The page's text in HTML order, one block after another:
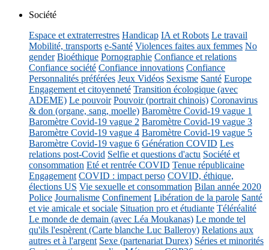
Société
Espace et extraterrestres Handicap IA et Robots Le travail
Mobilité, transports e-Santé Violences faites aux femmes No
gender Bioéthique Pornographie Confiance et relations
Confiance société Confiance innovations Confiance
Personnalités préférées Jeux Vidéos Sexisme Santé Europe
Engagement et citoyenneté Transition écologique (avec
ADEME) Le pouvoir Pouvoir (portrait chinois) Coronavirus
& don (organe, sang, moelle) Baromètre Covid-19 vague 1
Baromètre Covid-19 vague 2 Baromètre Covid-19 vague 3
Baromètre Covid-19 vague 4 Baromètre Covid-19 vague 5
Baromètre Covid-19 vague 6 Génération COVID Les
relations post-Covid Selfie et questions d'actu Société et
consommation Eté et rentrée COVID Tenue républicaine
Engagement COVID : impact perso COVID, éthique,
élections US Vie sexuelle et consommation Bilan année 2020
Police Journalisme Confinement Libération de la parole Santé
et vie amicale et sociale Situation pro et étudiante Téléréalité
Le monde de demain (avec Léa Moukanas) Le monde tel
qu'ils l'espèrent (Carte blanche Luc Balleroy) Relations aux
autres et à l'argent Sexe (partenariat Durex) Séries et minorités